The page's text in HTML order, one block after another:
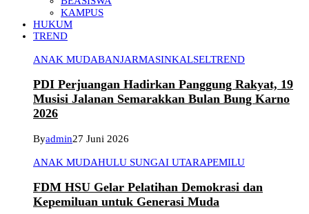
KAMPUS
HUKUM
TREND
ANAK MUDABANJARMASINKALSELTREND
PDI Perjuangan Hadirkan Panggung Rakyat, 19
Musisi Jalanan Semarakkan Bulan Bung Karno
2026
Byadmin27 Juni 2026
ANAK MUDAHULU SUNGAI UTARAPEMILU
FDM HSU Gelar Pelatihan Demokrasi dan
Kepemiluan untuk Generasi Muda